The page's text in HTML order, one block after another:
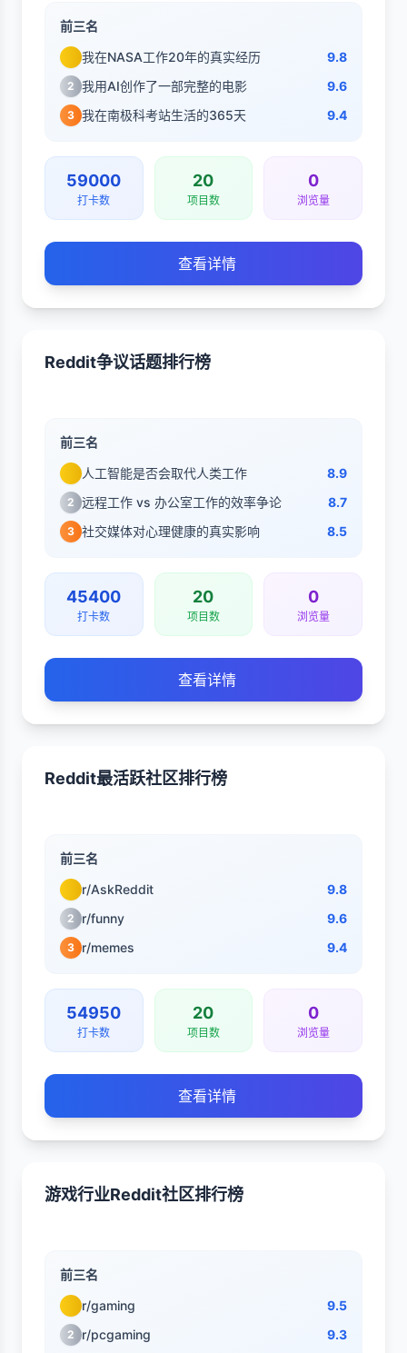
前三名
我在NASA工作20年的真实经历
9.8
2 我用AI创作了一部完整的电影 9.6
3 我在南极科考站生活的365天 9.4
59000
打卡数
20
项目数
0
浏览量
查看详情
Reddit争议话题排行榜
前三名
人工智能是否会取代人类工作
8.9
2 远程工作 vs 办公室工作的效率争论 8.7
3 社交媒体对心理健康的真实影响 8.5
45400
打卡数
20
项目数
0
浏览量
查看详情
Reddit最活跃社区排行榜
前三名
r/AskReddit
9.8
2 r/funny 9.6
3 r/memes 9.4
54950
打卡数
20
项目数
0
浏览量
查看详情
游戏行业Reddit社区排行榜
前三名
r/gaming
9.5
2 r/pcgaming 9.3